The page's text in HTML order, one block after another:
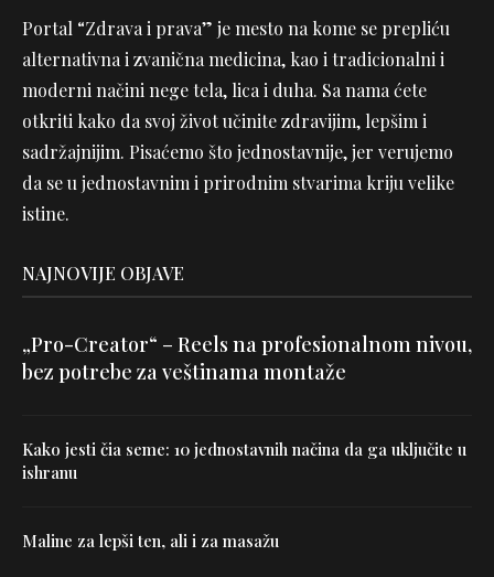
Portal “Zdrava i prava” je mesto na kome se prepliću
alternativna i zvanična medicina, kao i tradicionalni i
moderni načini nege tela, lica i duha. Sa nama ćete
otkriti kako da svoj život učinite zdravijim, lepšim i
sadržajnijim. Pisaćemo što jednostavnije, jer verujemo
da se u jednostavnim i prirodnim stvarima kriju velike
istine.
NAJNOVIJE OBJAVE
„Pro-Creator“ – Reels na profesionalnom nivou,
bez potrebe za veštinama montaže
Kako jesti čia seme: 10 jednostavnih načina da ga uključite u
ishranu
Maline za lepši ten, ali i za masažu